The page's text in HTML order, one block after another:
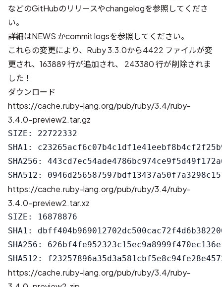
などのGitHubのリリースやchangelogを参照してくださ
い。
詳細はNEWS かcommit logsを参照してください。
これらの変更により、Ruby 3.3.0から4422 ファイルが変
更され、163889 行が追加され、 243380 行が削除されま
した！
ダウンロード
https://cache.ruby-lang.org/pub/ruby/3.4/ruby-
3.4.0-preview2.tar.gz
SIZE: 22722332
SHA1:
SHA256:
https://cache.ruby-lang.org/pub/ruby/3.4/ruby-
3.4.0-preview2.tar.xz
SIZE: 16878876
SHA1:
SHA256:
https://cache.ruby-lang.org/pub/ruby/3.4/ruby-